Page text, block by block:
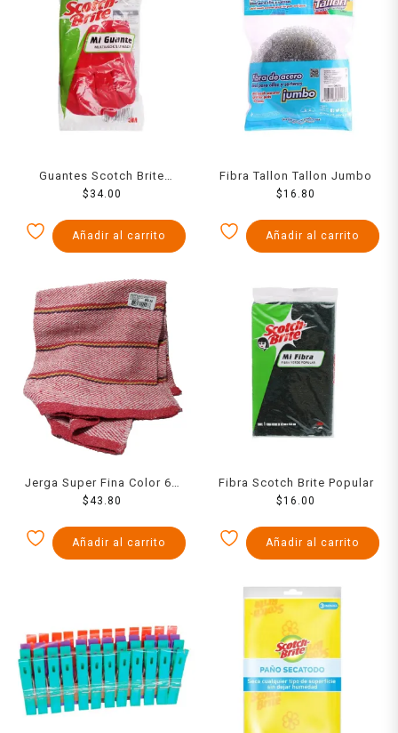
Guantes Scotch Brite
Satinado Mediano
$ 34.00
Añadir al carrito
Fibra Tallon Tallon Jumbo
$16.80
Añadir al carrito
Jerga Super Fina Color 60
Cms
$43.80
Añadir al carrito
Fibra Scotch Brite Popular
$16.00
Añadir al carrito